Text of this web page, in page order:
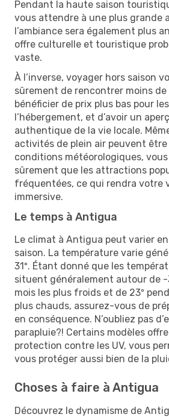
Pendant la haute saison
vous attendre à une plus grande
l’ambiance sera également plus
offre culturelle et touristique
vaste.
À l’inverse, voyager hors saison
sûrement de rencontrer moins de
bénéficier de prix plus bas pour
l’hébergement, et d’avoir un
authentique de la vie locale.
activités de plein air peuvent être
conditions météorologiques,
sûrement que les attractions
fréquentées, ce qui rendra votre
immersive.
Le temps à Antigua
Le climat à Antigua peut varier
saison. La température varie
31º. Étant donné que les
situent généralement autour de -
mois les plus froids et de 23º
plus chauds, assurez-vous de
en conséquence. N’oubliez pas
parapluie?! Certains modèles
protection contre les UV, vous
vous protéger aussi bien de la
Choses à faire à Antigua
Découvrez le dynamisme de